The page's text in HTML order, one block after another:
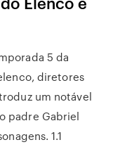
5 da
diretores
um notável
padre Gabriel
1.1